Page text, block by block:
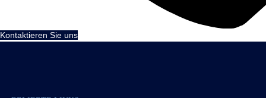
Kontaktieren Sie uns